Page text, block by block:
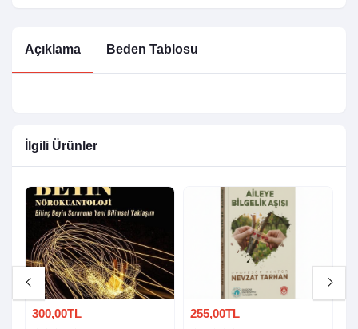
Açıklama Beden Tablosu
İlgili Ürünler
300,00TL 255,00TL